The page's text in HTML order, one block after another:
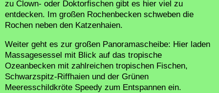
zu Clown- oder Doktorfischen gibt es hier viel zu
entdecken. Im großen Rochenbecken schweben die
Rochen neben den Katzenhaien.
Weiter geht es zur großen Panoramascheibe: Hier laden
Massagesessel mit Blick auf das tropische
Ozeanbecken mit zahlreichen tropischen Fischen,
Schwarzspitz-Riffhaien und der Grünen
Meeresschildkröte Speedy zum Entspannen ein.